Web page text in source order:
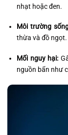
nhạt hoặc đen.
Môi trường
thừa và đồ ngọt.
Mối nguy hại:
nguồn bẩn như